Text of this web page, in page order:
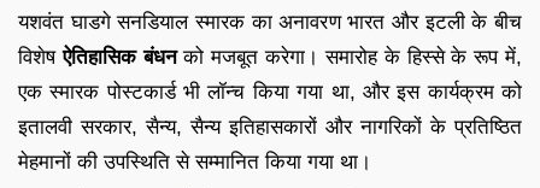
यशवंत घाडगे सनडियाल स्मारक का अनावरण भारत और इटली के बीच
विशेषऐतिहासिक बंधनको मजबूत करेगा। समारोह के हिस्से के रूप में,
एक स्मारक पोस्टकार्ड भी लॉन्च किया गया था, और इस कार्यक्रम को
इतालवी सरकार, सैन्य, सैन्य इतिहासकारों और नागरिकों के प्रतिष्ठित
मेहमानों की उपस्थिति से सम्मानित किया गया था।